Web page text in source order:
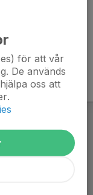
för att vår
De används
oss att